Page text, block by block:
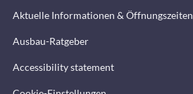
Aktuelle Informationen & Öffnungszeiten
Ausbau-Ratgeber
Accessibility statement